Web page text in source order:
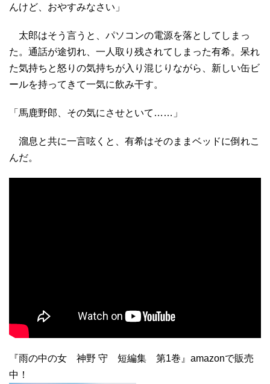
んけど、おやすみなさい」
太郎はそう言うと、パソコンの電源を落としてしまっ
た。通話が途切れ、一人取り残されてしまった有希。呆れ
た気持ちと怒りの気持ちが入り混じりながら、新しい缶ビ
ールを持ってきて一気に飲み干す。
「馬鹿野郎、その気にさせといて……」
溜息と共に一言呟くと、有希はそのままベッドに倒れこ
んだ。
『雨の中の女 神野 守 短編集 第1巻』amazonで販売
中！